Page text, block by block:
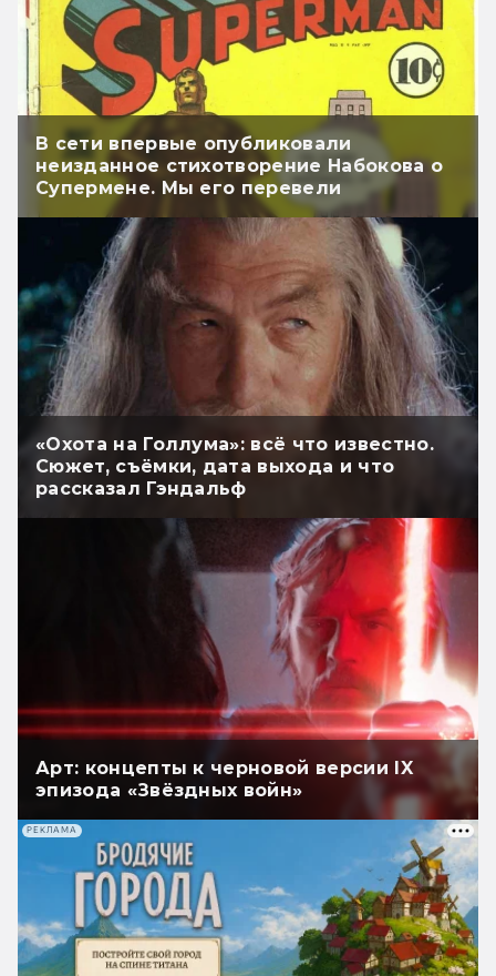
В сети впервые опубликовали
неизданное стихотворение Набокова о
Супермене. Мы его перевели
«Охота на Голлума»: всё что известно.
Сюжет, съёмки, дата выхода и что
рассказал Гэндальф
Арт: концепты к черновой версии IX
эпизода «Звёздных войн»
РЕКЛАМА